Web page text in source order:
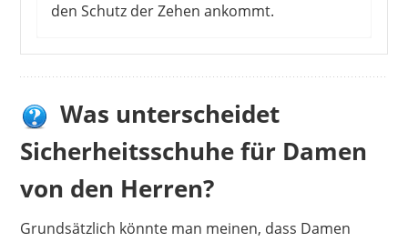
den Schutz der Zehen ankommt.
Kundinnen gefällt das Design der Schuhe, das
sich kaum von einem Turnschuh unterscheidet.
damit bewerten sie das Preis-Leistungs-
Verhältnis als durchaus in Ordnung. Negative
rutschfest ist, sodass sich der Schuh kaum für
den Einsatz in der Küche eignet.
Was unterscheidet
Sicherheitsschuhe für Damen
von den Herren?
Grundsätzlich könnte man meinen, dass Damen